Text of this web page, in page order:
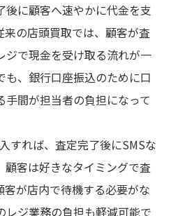
後に顧客へ速やかに代金を支
来の店頭買取では、顧客が査
ジで現金を受け取る流れが一
も、銀行口座振込のために口
手間が担当者の負担になって
すれば、査定完了後にSMSな
顧客は好きなタイミングで査
客が店内で待機する必要がな
レジ業務の負担も軽減可能で